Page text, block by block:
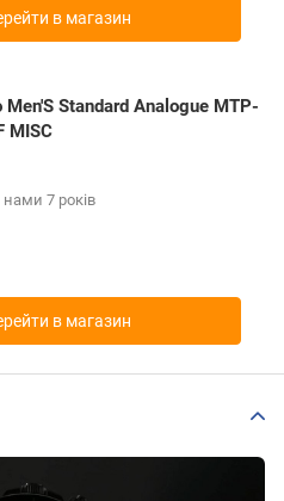
в магазин
Standard Analogue MTP-
MISC
нами 7 років
в магазин